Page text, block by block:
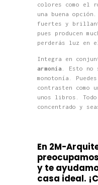
colores como el
una buena
fuertes y
pues producen
perderás luz en
Integra en
armonía . Esto
monotonía.
contrasten como
unos libros.
concentrado y
En 2M-
y te
casa ideal.